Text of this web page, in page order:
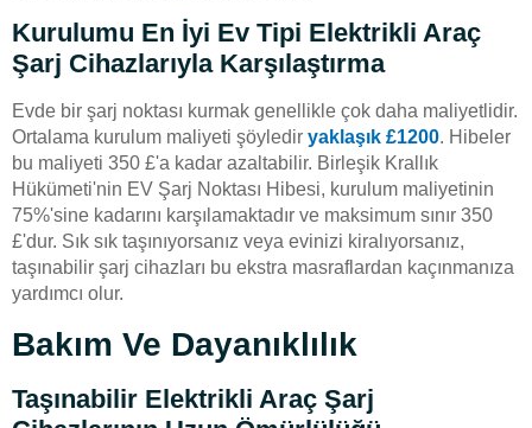
Kurulumu En İyi Ev Tipi Elektrikli Araç
Şarj Cihazlarıyla Karşılaştırma
Evde bir şarj noktası kurmak genellikle çok daha maliyetlidir.
Ortalama kurulum maliyeti şöyledir yaklaşık £1200. Hibeler
bu maliyeti 350 £'a kadar azaltabilir. Birleşik Krallık
Hükümeti'nin EV Şarj Noktası Hibesi, kurulum maliyetinin
75%'sine kadarını karşılamaktadır ve maksimum sınır 350
£'dur. Sık sık taşınıyorsanız veya evinizi kiralıyorsanız,
taşınabilir şarj cihazları bu ekstra masraflardan kaçınmanıza
yardımcı olur.
Bakım Ve Dayanıklılık
Taşınabilir Elektrikli Araç Şarj